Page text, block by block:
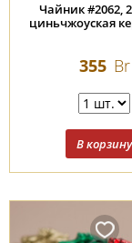
Чайник #2062,
циньчжоуская
355 Br